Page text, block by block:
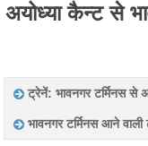
अयोध्या कैन्ट से
ट्रेनें: भावनगर टर्मिनस से
भावनगर टर्मिनस आने वाली